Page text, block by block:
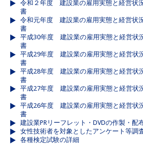
令和２年度 建設業の雇用実態と経営状
書
令和元年度 建設業の雇用実態と経営状
書
平成30年度 建設業の雇用実態と経営状
書
平成29年度 建設業の雇用実態と経営状
書
平成28年度 建設業の雇用実態と経営状
書
平成27年度 建設業の雇用実態と経営状
書
平成26年度 建設業の雇用実態と経営状
書
建設業PRリーフレット・DVDの作製・配
女性技術者を対象としたアンケート等調
各種検定試験の詳細